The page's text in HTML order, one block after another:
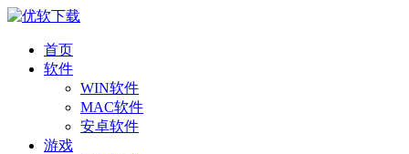
首页
软件
WIN软件
MAC软件
安卓软件
游戏